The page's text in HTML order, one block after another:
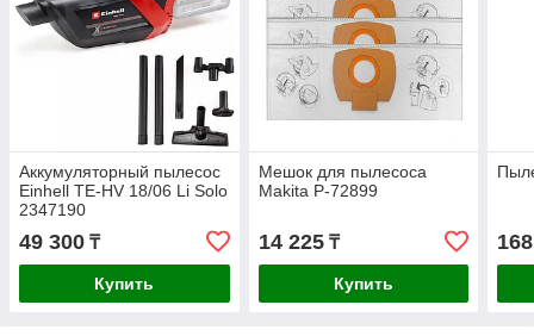
Аккумуляторный пылесос
Einhell TE-HV 18/06 Li Solo
2347190
49 300 ₸
Купить
Мешок для пылесоса
Makita P-72899
14 225₸
Купить